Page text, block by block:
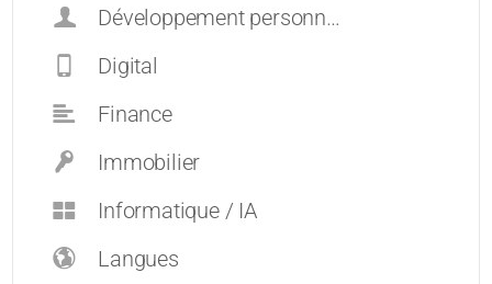
Développement personnel et carrières
Digital
Finance
Immobilier
Informatique / IA
Langues